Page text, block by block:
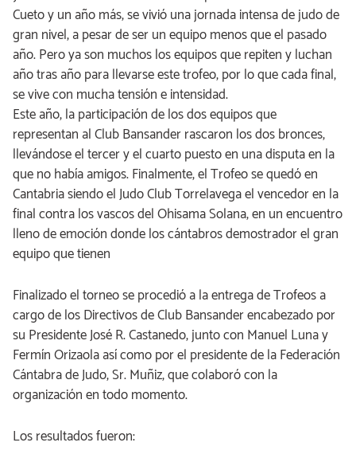
Cueto y un año más, se vivió una jornada intensa de judo de
gran nivel, a pesar de ser un equipo menos que el pasado
año. Pero ya son muchos los equipos que repiten y luchan
año tras año para llevarse este trofeo, por lo que cada final,
se vive con mucha tensión e intensidad.
Este año, la participación de los dos equipos que
representan al Club Bansander rascaron los dos bronces,
llevándose el tercer y el cuarto puesto en una disputa en la
que no había amigos. Finalmente, el Trofeo se quedó en
Cantabria siendo el Judo Club Torrelavega el vencedor en la
final contra los vascos del Ohisama Solana, en un encuentro
lleno de emoción donde los cántabros demostrador el gran
equipo que tienen
Finalizado el torneo se procedió a la entrega de Trofeos a
cargo de los Directivos de Club Bansander encabezado por
su Presidente José R. Castanedo, junto con Manuel Luna y
Fermín Orizaola así como por el presidente de la Federación
Cántabra de Judo, Sr. Muñiz, que colaboró con la
organización en todo momento.
Los resultados fueron: